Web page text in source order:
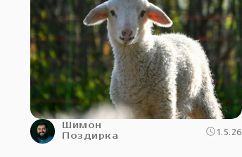
Шимон
Поздирка
1.5.26